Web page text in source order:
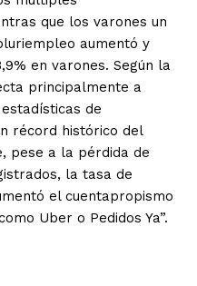
que los varones un
aumentó y
en varones. Según la
principalmente a
de
récord histórico del
pese a la pérdida de
la tasa de
el cuentapropismo
Uber o Pedidos Ya”.